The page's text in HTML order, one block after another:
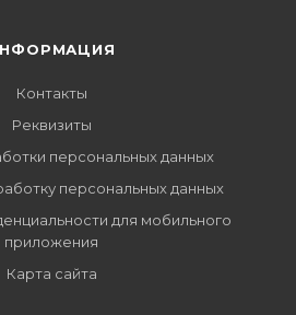
Контакты
Реквизиты
персональных данных
персональных данных
для мобильного
приложения
Карта сайта